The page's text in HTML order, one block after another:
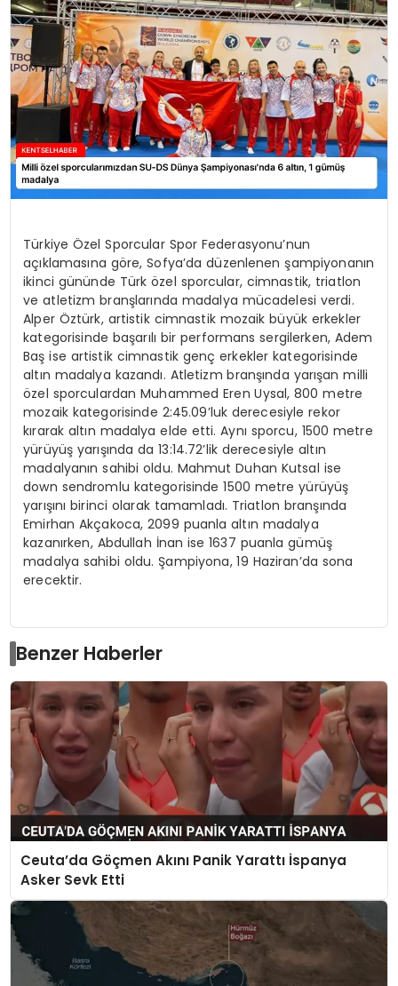
SPOR
SAĞLIK
Türkiye Özel Sporcular Spor Federasyonu’nun
açıklamasına göre, Sofya’da düzenlenen şampiyonanın
ikinci gününde Türk özel sporcular, cimnastik, triatlon
ve atletizm branşlarında madalya mücadelesi verdi.
Alper Öztürk, artistik cimnastik mozaik büyük erkekler
kategorisinde başarılı bir performans sergilerken, Adem
Baş ise artistik cimnastik genç erkekler kategorisinde
altın madalya kazandı. Atletizm branşında yarışan milli
özel sporculardan Muhammed Eren Uysal, 800 metre
mozaik kategorisinde 2:45.09’luk derecesiyle rekor
kırarak altın madalya elde etti. Aynı sporcu, 1500 metre
yürüyüş yarışında da 13:14.72’lik derecesiyle altın
madalyanın sahibi oldu. Mahmut Duhan Kutsal ise
down sendromlu kategorisinde 1500 metre yürüyüş
yarışını birinci olarak tamamladı. Triatlon branşında
Emirhan Akçakoca, 2099 puanla altın madalya
kazanırken, Abdullah İnan ise 1637 puanla gümüş
madalya sahibi oldu. Şampiyona, 19 Haziran’da sona
erecektir.
Benzer Haberler
Ceuta’da Göçmen Akını Panik Yarattı İspanya
Asker Sevk Etti